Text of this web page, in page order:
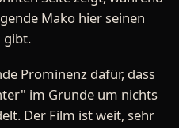
Mako hier seinen
gibt.
Prominenz dafür, dass
im Grunde um nichts
Der Film ist weit, sehr